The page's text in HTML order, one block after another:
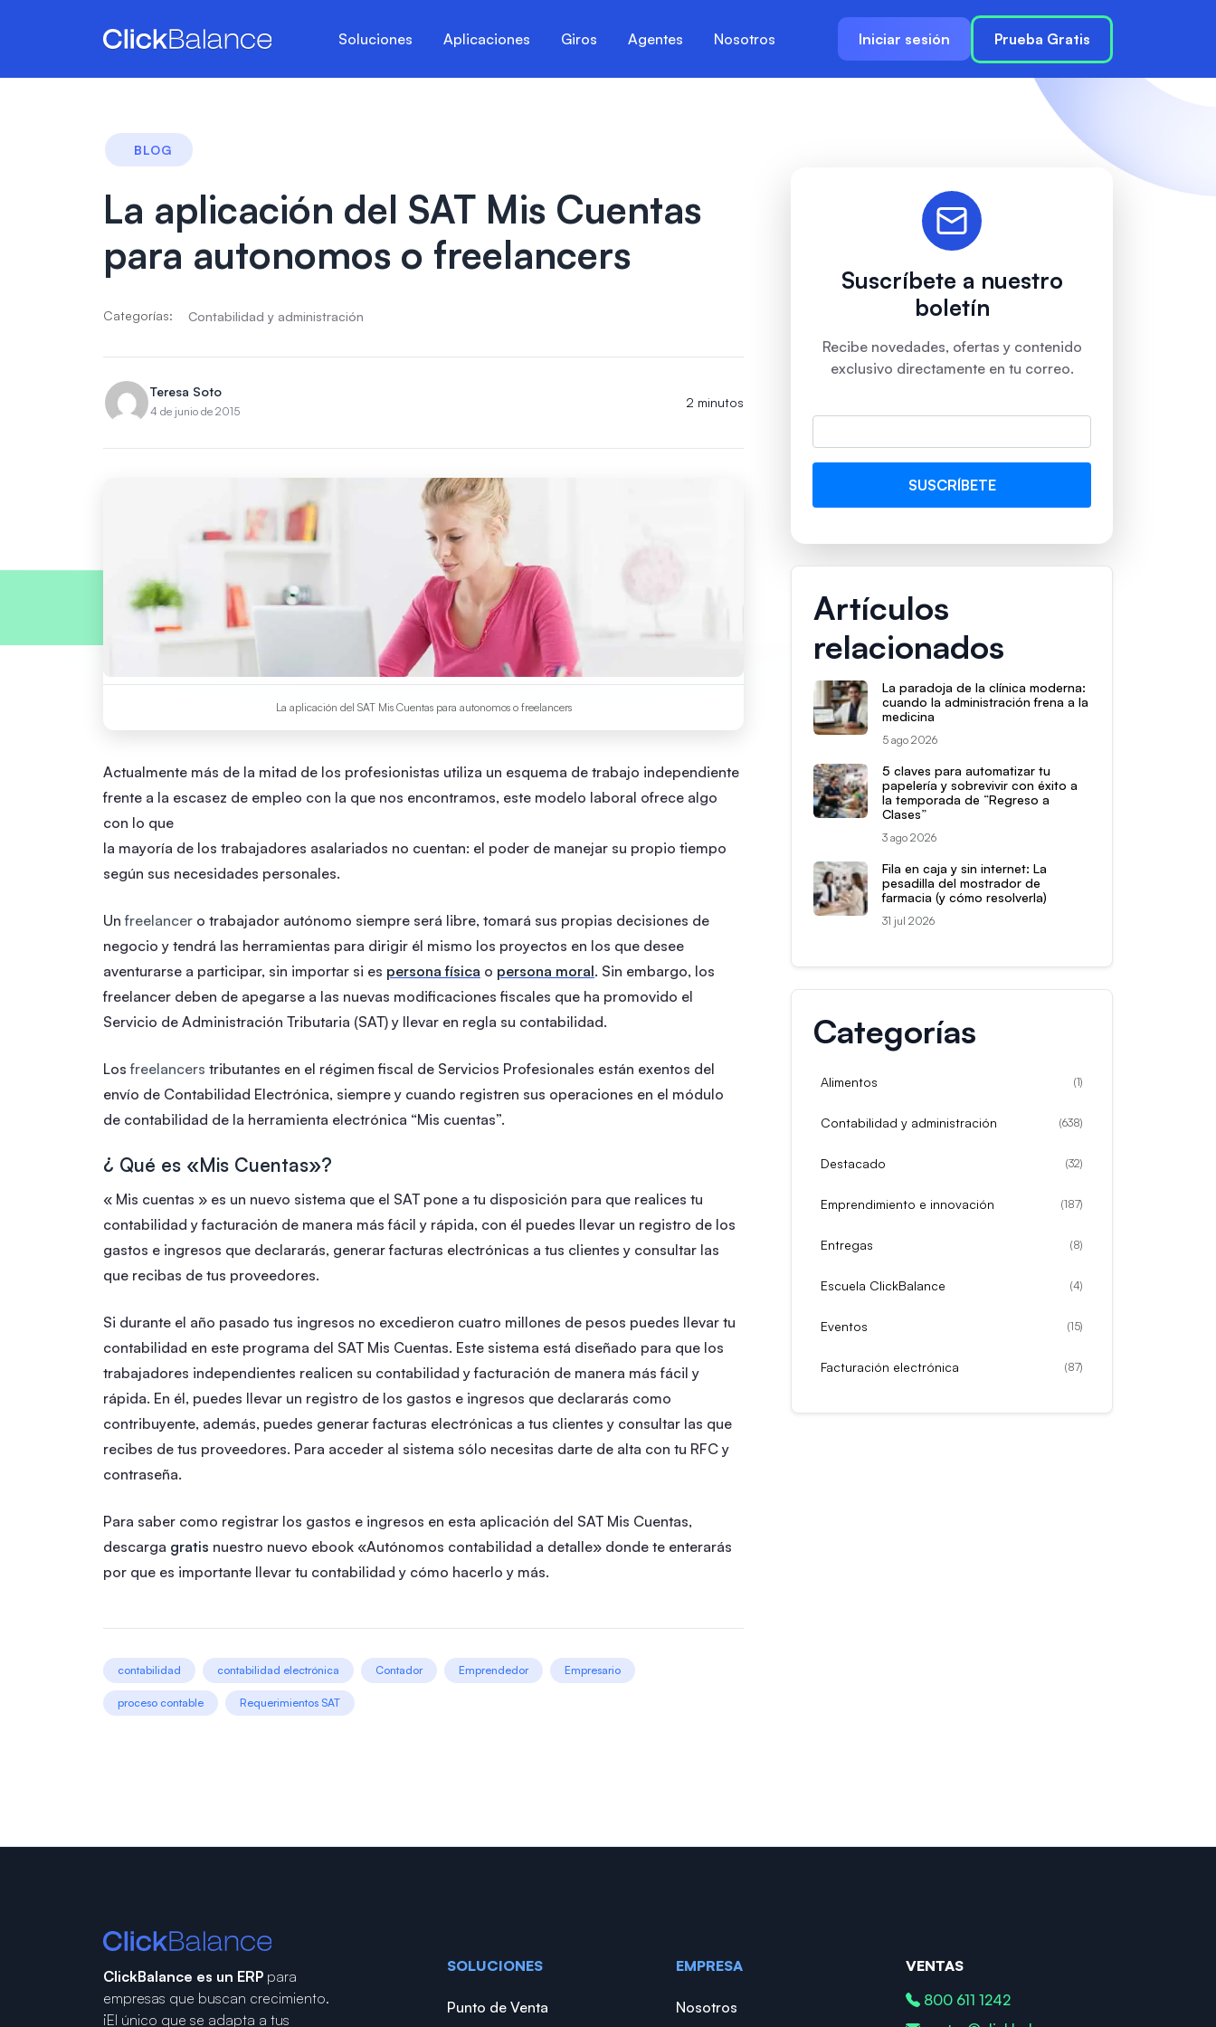
Soluciones Aplicaciones Giros Agentes Nosotros Iniciar sesión Prueba Gratis
BLOG
La aplicación del SAT Mis Cuentas
para autonomos o freelancers
Categorías: Contabilidad y administración
Teresa Soto
4 de junio de 2015
2 minutos
La aplicación del SAT Mis Cuentas para autonomos o freelancers
Actualmente más de la mitad de los profesionistas utiliza un esquema de trabajo independiente
frente a la escasez de empleo con la que nos encontramos, este modelo laboral ofrece algo
con lo que
la mayoría de los trabajadores asalariados no cuentan: el poder de manejar su propio tiempo
según sus necesidades personales.
Unfreelancer o trabajador autónomo siempre será libre, tomará sus propias decisiones de
negocio y tendrá las herramientas para dirigir él mismo los proyectos en los que desee
aventurarse a participar, sin importar si es persona física o persona moral. Sin embargo, los
freelancer deben de apegarse a las nuevas modificaciones fiscales que ha promovido el
Servicio de Administración Tributaria (SAT) y llevar en regla su contabilidad.
Losfreelancers tributantes en el régimen fiscal de Servicios Profesionales están exentos del
envío de Contabilidad Electrónica, siempre y cuando registren sus operaciones en el módulo
de contabilidad de la herramienta electrónica “Mis cuentas”.
¿ Qué es «Mis Cuentas»?
« Mis cuentas » es un nuevo sistema que el SAT pone a tu disposición para que realices tu
contabilidad y facturación de manera más fácil y rápida, con él puedes llevar un registro de los
gastos e ingresos que declararás, generar facturas electrónicas a tus clientes y consultar las
que recibas de tus proveedores.
Si durante el año pasado tus ingresos no excedieron cuatro millones de pesos puedes llevar tu
contabilidad en este programa del SAT Mis Cuentas. Este sistema está diseñado para que los
trabajadores independientes realicen su contabilidad y facturación de manera más fácil y
rápida. En él, puedes llevar un registro de los gastos e ingresos que declararás como
contribuyente, además, puedes generar facturas electrónicas a tus clientes y consultar las que
recibes de tus proveedores. Para acceder al sistema sólo necesitas darte de alta con tu RFC y
contraseña.
Para saber como registrar los gastos e ingresos en esta aplicación del SAT Mis Cuentas,
descarga gratis nuestro nuevo ebook «Autónomos contabilidad a detalle» donde te enterarás
por que es importante llevar tu contabilidad y cómo hacerlo y más.
contabilidad contabilidad electrónica Contador Emprendedor Empresario
proceso contable Requerimientos SAT
Suscríbete a nuestro
boletín
Recibe novedades, ofertas y contenido
exclusivo directamente en tu correo.
Artículos
relacionados
La paradoja de la clínica moderna:
cuando la administración frena a la
medicina
5 ago 2026
5 claves para automatizar tu
papelería y sobrevivir con éxito a
la temporada de “Regreso a
Clases”
3 ago 2026
Fila en caja y sin internet: La
pesadilla del mostrador de
farmacia (y cómo resolverla)
31 jul 2026
Categorías
Alimentos (1)
Contabilidad y administración (638)
Destacado (32)
Emprendimiento e innovación (187)
Entregas (8)
Escuela ClickBalance (4)
Eventos (15)
Facturación electrónica (87)
ClickBalance es un ERP para
empresas que buscan crecimiento.
¡El único que se adapta a tus
SOLUCIONES
Punto de Venta
EMPRESA
Nosotros
VENTAS
800 611 1242